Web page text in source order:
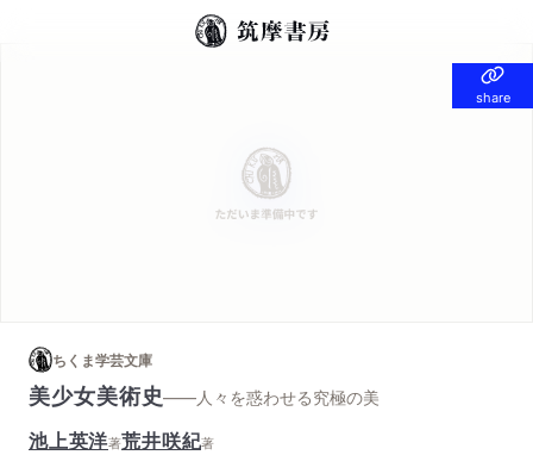
share
share
ちくま学芸文庫
美少女美術史——人々を惑わせる究極の美
池上英洋著荒井咲紀著